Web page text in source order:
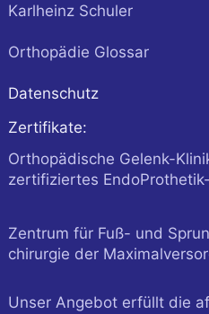
Karlheinz Schuler
Orthopädie Glossar
Datenschutz
Zertifikate:
Orthopädische Gelenk-
zertifiziertes
Zentrum für Fuß- und
chirurgie der
Unser Angebot erfüllt die